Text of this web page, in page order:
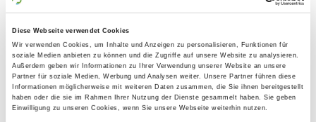
Diese Webseite verwendet Cookies
Wir verwenden Cookies, um Inhalte und Anzeigen zu personalisieren, Funktionen für
soziale Medien anbieten zu können und die Zugriffe auf unsere Website zu analysieren.
Außerdem geben wir Informationen zu Ihrer Verwendung unserer Website an unsere
Partner für soziale Medien, Werbung und Analysen weiter. Unsere Partner führen diese
Informationen möglicherweise mit weiteren Daten zusammen, die Sie ihnen bereitgestellt
haben oder die sie im Rahmen Ihrer Nutzung der Dienste gesammelt haben. Sie geben
Einwilligung zu unseren Cookies, wenn Sie unsere Webseite weiterhin nutzen.
Details
65719 Hofheim/Diedenbergen
OG - Kriftel
Details
Auf der Hohlmauer 7
65830 Kriftel